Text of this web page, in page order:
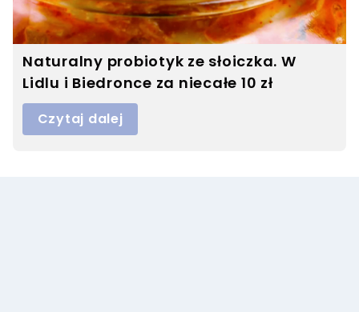
Naturalny probiotyk ze słoiczka. W
Lidlu i Biedronce za niecałe 10 zł
Czytaj dalej